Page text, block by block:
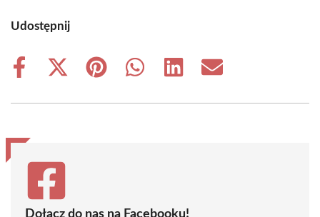
Udostępnij
Share
Share
(Twitter)
Share
Share
Share
Share